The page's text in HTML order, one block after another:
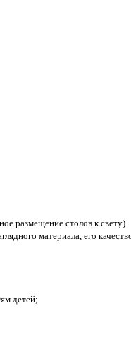
размещение столов к свету).
материала, его
детей;